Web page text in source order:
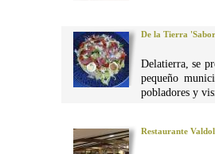
De la Tierra
Delatierra, se
pequeño
pobladores y
Restaurante